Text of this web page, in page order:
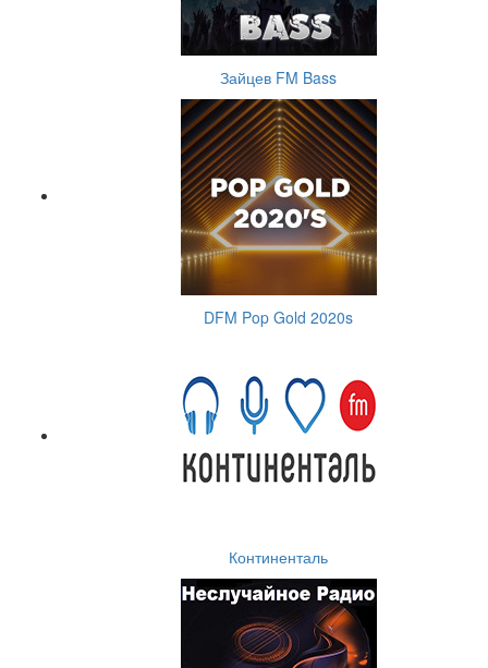
Зайцев FM Bass
DFM Pop Gold 2020s
Континенталь